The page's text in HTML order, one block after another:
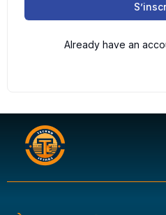
Already have an